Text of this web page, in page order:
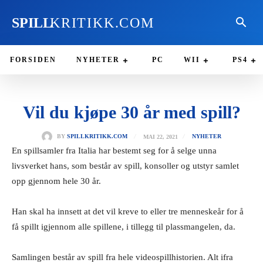
SPILLKRITIKK.COM
FORSIDEN NYHETER PC WII PS4
Vil du kjøpe 30 år med spill?
BY SPILLKRITIKK.COM MAI 22, 2021 NYHETER
En spillsamler fra Italia har bestemt seg for å selge unna
livsverket hans, som består av spill, konsoller og utstyr samlet
opp gjennom hele 30 år.
Han skal ha innsett at det vil kreve to eller tre menneskeår for å
få spillt igjennom alle spillene, i tillegg til plassmangelen, da.
Samlingen består av spill fra hele videospillhistorien. Alt ifra